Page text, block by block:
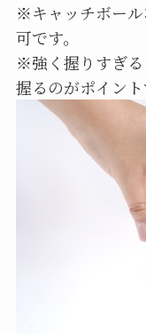
※キャッチボー
可です。
※強く握りすぎる
握るのがポイント